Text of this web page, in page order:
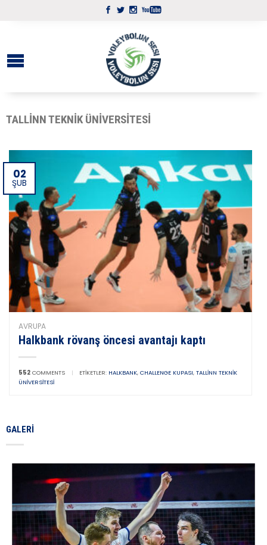
TALLINN TEKNIK ÜNIVERSITESI
02
ŞUB
AVRUPA
Halkbank rövanş öncesi avantajı kaptı
552 COMMENTS | ETIKETLER: HALKBANK, CHALLENGE KUPASI, TALLINN TEKNIK
ÜNIVERSITESI
GALERI